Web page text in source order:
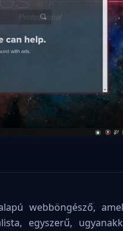
webböngésző,
egyszerű,
Microsoft
hatóságoknak,